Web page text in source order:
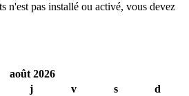
n'est pas installé ou activé, vous devez
août 2026
j v s
d